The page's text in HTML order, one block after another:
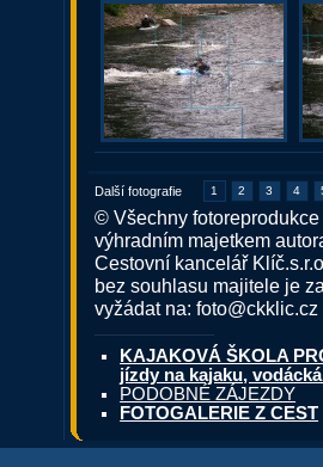
Další fotografie 1 2 3 4
© Všechny
výhradním majetkem
Cestovní kancelář
bez souhlasu majitele je
vyžádat na: foto@ckklic.cz
KAJAKOVÁ ŠKOLA
jízdy na kajaku,
PODOBNÉ ZÁJEZDY
FOTOGALERIE Z CEST